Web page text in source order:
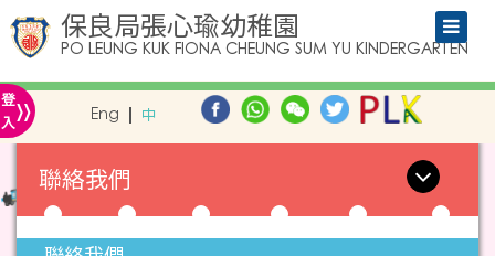
保良局張心瑜幼稚園
PO LEUNG KUK FIONA CHEUNG SUM YU KINDERGARTEN
登
入» Eng 中
聯絡我們